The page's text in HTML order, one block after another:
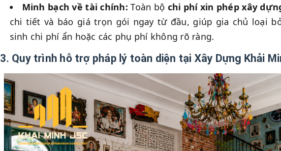
Minh bạch về tài chính: Toàn bộ chi phí xin phép xây
chi tiết và báo giá trọn gói ngay từ đầu, giúp gia chủ loại
sinh chi phí ẩn hoặc các phụ phí không rõ ràng.
3. Quy trình hỗ trợ pháp lý toàn diện tại Xây Dựng Khải